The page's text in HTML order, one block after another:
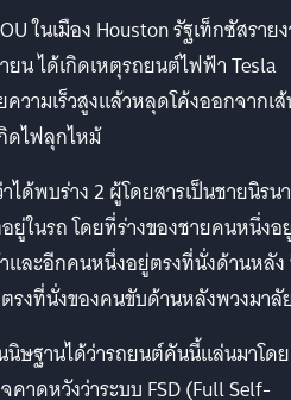
ในเมือง Houston รัฐเท็กซัสราย
ยน ได้เกิดเหตุรถยนต์ไฟฟ้า Tesla
วามเร็วสูงแล้วหลุดโค้งออกจากเ
ดไฟลุกไหม้
ได้พบร่าง 2 ผู้โดยสารเป็นชายนิรน
ยู่ในรถ โดยที่ร่างของชายคนหนึ่งอ
และอีกคนหนึ่งอยู่ตรงที่นั่งด้านหลั
รงที่นั่งของคนขับด้านหลังพวงมาลั
ษฐานได้ว่ารถยนต์คันนี้แล่นมาโดย
าดหวังว่าระบบ FSD (Full Self-